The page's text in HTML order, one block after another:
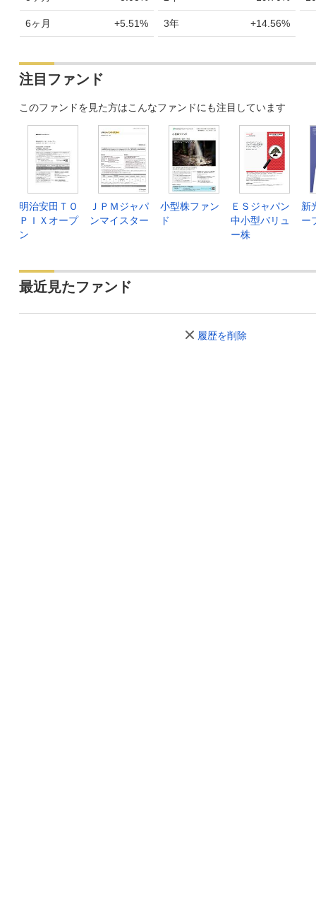
6ヶ月 +5.51% 3年 +14.56%
注目ファンド
このファンドを見た方はこんなファンドにも注目しています
明治安田ＴＯ
ＰＩＸオープ
ン
ＪＰＭジャパ
ンマイスター
小型株ファン
ド
ＥＳジャパン
中小型バリュ
ー株
新
ー
最近見たファンド
履歴を削除